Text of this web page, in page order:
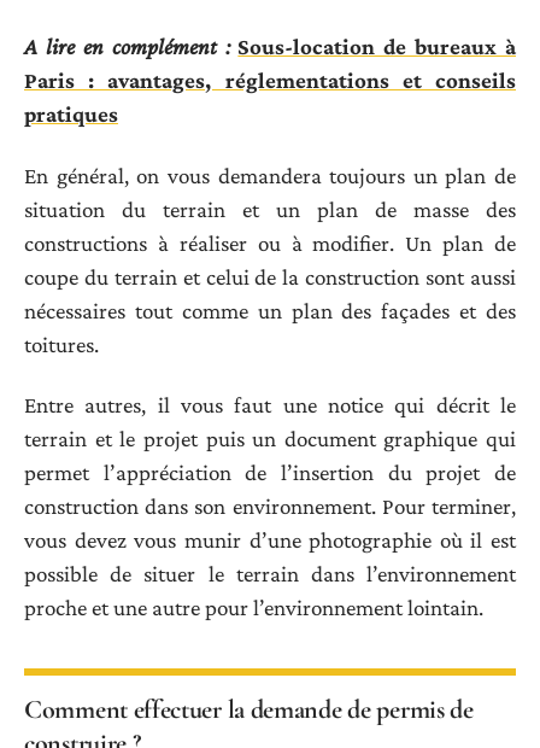
A lire en complément : Sous-location de bureaux à
Paris : avantages, réglementations et conseils
pratiques
En général, on vous demandera toujours un plan de
situation du terrain et un plan de masse des
constructions à réaliser ou à modifier. Un plan de
coupe du terrain et celui de la construction sont aussi
nécessaires tout comme un plan des façades et des
toitures.
Entre autres, il vous faut une notice qui décrit le
terrain et le projet puis un document graphique qui
permet l’appréciation de l’insertion du projet de
construction dans son environnement. Pour terminer,
vous devez vous munir d’une photographie où il est
possible de situer le terrain dans l’environnement
proche et une autre pour l’environnement lointain.
Comment effectuer la demande de permis de